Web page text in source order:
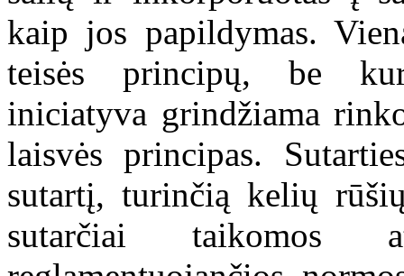
kaip jos papildymas.
teisės principų, be
iniciatyva grindžiama
laisvės principas.
sutartį, turinčią kelių
sutarčiai taikomos